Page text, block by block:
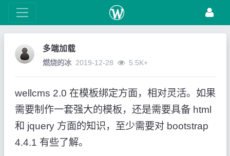
多端加载
燃烧的冰 2019-12-28 5.5K+
wellcms 2.0 在模板绑定方面，相对灵活。如果
需要制作一套强大的模板，还是需要具备 html
和 jquery 方面的知识，至少需要对 bootstrap
4.4.1 有些了解。